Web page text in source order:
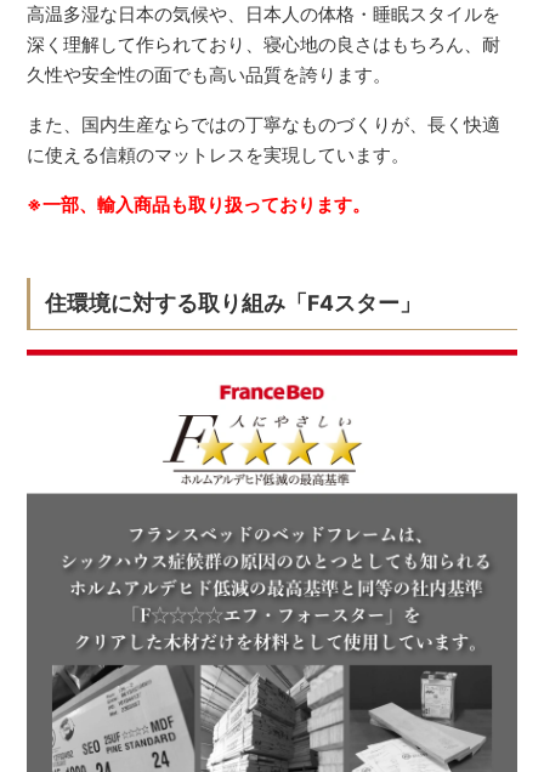
高温多湿な日本の気候や、日本人の体格・睡眠スタイルを
深く理解して作られており、寝心地の良さはもちろん、耐
久性や安全性の面でも高い品質を誇ります。
また、国内生産ならではの丁寧なものづくりが、長く快適
に使える信頼のマットレスを実現しています。
※一部、輸入商品も取り扱っております。
住環境に対する取り組み「F4スター」